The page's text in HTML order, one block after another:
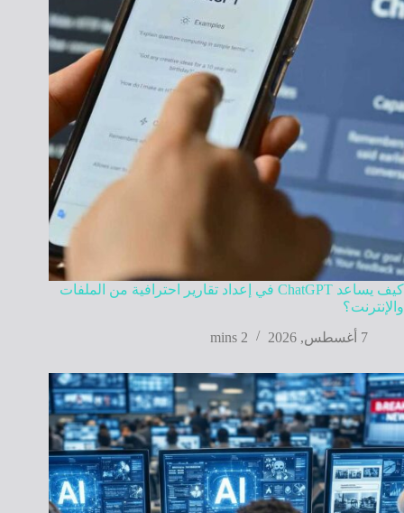
كيف يساعد ChatGPT في إعداد تقارير احترافية من الملفات
والإنترنت؟
7 أغسطس, 2026
2 mins